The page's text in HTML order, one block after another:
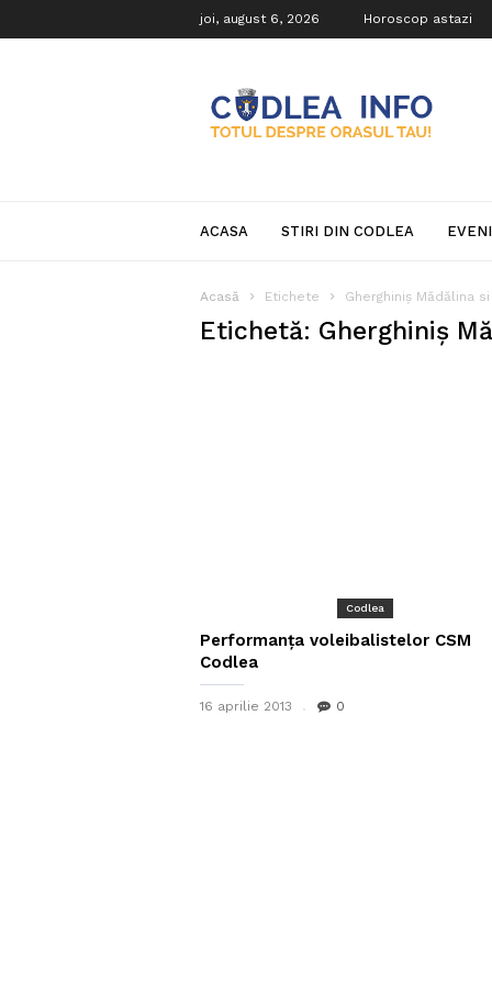
joi, august 6, 2026 Horoscop astazi
Info
ACASA STIRI DIN CODLEA
Acasă Etichete Gherghiniş Mădălina
Etichetă: Gherghiniş
Codlea
Performanţa voleibalistelor CSM
Codlea
16 aprilie 2013 0